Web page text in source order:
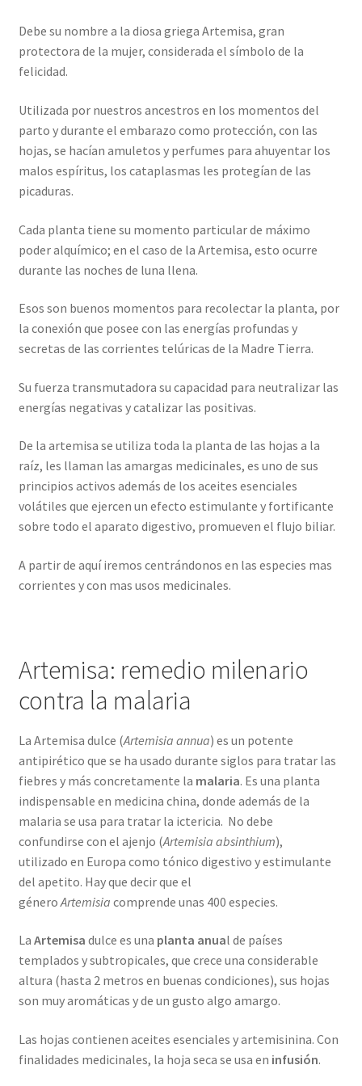
Debe su nombre a la diosa griega Artemisa, gran
protectora de la mujer, considerada el símbolo de la
felicidad.
Utilizada por nuestros ancestros en los momentos del
parto y durante el embarazo como protección, con las
hojas, se hacían amuletos y perfumes para ahuyentar los
malos espíritus, los cataplasmas les protegían de las
picaduras.
Cada planta tiene su momento particular de máximo
poder alquímico; en el caso de la Artemisa, esto ocurre
durante las noches de luna llena.
Esos son buenos momentos para recolectar la planta, por
la conexión que posee con las energías profundas y
secretas de las corrientes telúricas de la Madre Tierra.
Su fuerza transmutadora su capacidad para neutralizar las
energías negativas y catalizar las positivas.
De la artemisa se utiliza toda la planta de las hojas a la
raíz, les llaman las amargas medicinales, es uno de sus
principios activos además de los aceites esenciales
volátiles que ejercen un efecto estimulante y fortificante
sobre todo el aparato digestivo, promueven el flujo biliar.
A partir de aquí iremos centrándonos en las especies mas
corrientes y con mas usos medicinales.
Artemisa: remedio milenario
contra la malaria
La Artemisa dulce (Artemisia annua) es un potente
antipirético que se ha usado durante siglos para tratar las
fiebres y más concretamente la malaria. Es una planta
indispensable en medicina china, donde además de la
malaria se usa para tratar la ictericia. No debe
confundirse con el ajenjo (Artemisia absinthium),
utilizado en Europa como tónico digestivo y estimulante
del apetito. Hay que decir que el
género Artemisia comprende unas 400 especies.
La Artemisa dulce es una planta anual de países
templados y subtropicales, que crece una considerable
altura (hasta 2 metros en buenas condiciones), sus hojas
son muy aromáticas y de un gusto algo amargo.
Las hojas contienen aceites esenciales y artemisinina. Con
finalidades medicinales, la hoja seca se usa en infusión.